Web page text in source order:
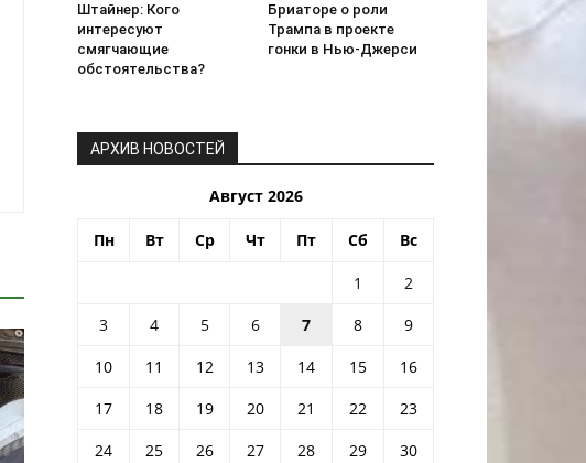
Штайнер: Кого
интересуют
смягчающие
обстоятельства?
Бриаторе о роли
Трампа в проекте
гонки в Нью-Джерси
АРХИВ НОВОСТЕЙ
Август 2026
Пн Вт Ср Чт Пт Сб Вс
1
2
3
4 5 6 7 8
9
10
11 12 13 14 15
16
17
18 19 20 21 22
23
24
25 26 27 28 29
30